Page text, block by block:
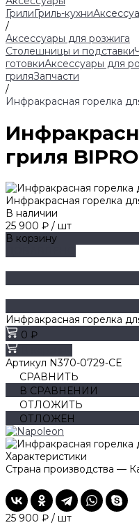
ГрилиГриль-кухни
/
Аксессуары для розжига
Столешницы и подставки
готовкиАксессуары для
гриляЗапчасти
/
Инфракрасная горелка
гриля
Инфракрасная горелка
В наличии
25 900 ₽ / шт
В корзину
Инфракрасная горелка
0 ₽
Артикул N370-0729-CE
СРАВНИТЬ
В СРАВНЕНИИ
ОТЛОЖИТЬ
ОТЛОЖЕН
Характеристики
Страна производства —
25 900 ₽ / шт